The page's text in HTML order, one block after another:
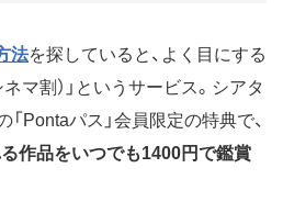
法を探していると、よく目にする
マ割）」というサービス。シアタ
「Pontaパス」会員限定の特典で、
作品をいつでも1400円で鑑賞